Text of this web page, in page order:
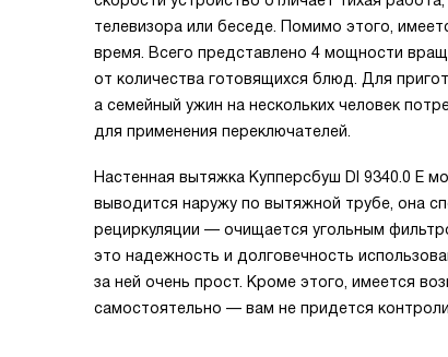
телевизора или беседе. Помимо этого,
время. Всего представлено 4 мощности
от количества готовящихся блюд. Для
а семейный ужин на нескольких человек
для применения переключателей.
Настенная вытяжка Купперсбуш DI 9340.0 E
выводится наружу по вытяжной трубе, она
рециркуляции — очищается угольным
это надежность и долговечность
за ней очень прост. Кроме этого, имеется
самостоятельно — вам не придется